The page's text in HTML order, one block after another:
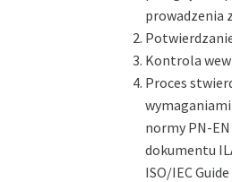
prowadzenia
Kontrola
Proces
normy PN-EN
dokumentu
ISO/IEC